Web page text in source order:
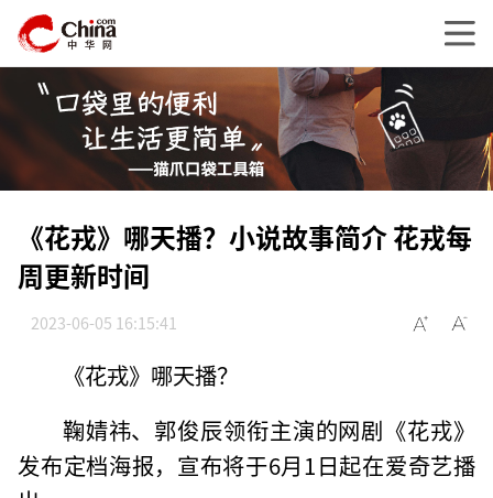
《花戎》哪天播？小说故事简介 花戎每
周更新时间
2023-06-05 16:15:41
《花戎》哪天播？
鞠婧祎、郭俊辰领衔主演的网剧《花戎》
发布定档海报，宣布将于6月1日起在爱奇艺播